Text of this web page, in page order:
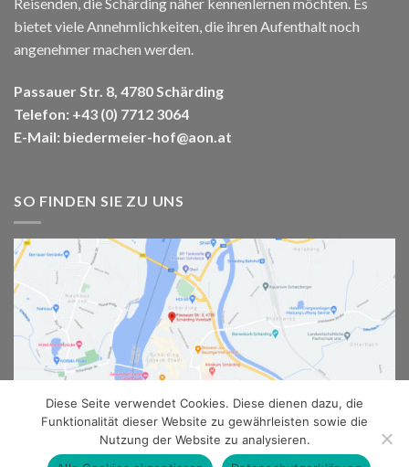
bietet viele Annehmlichkeiten, die ihren Aufenthalt noch
angenehmer machen werden.
Passauer Str. 8, 4780 Schärding
Telefon: +43 (0) 7712 3064
E-Mail: biedermeier-hof@aon.at
SO FINDEN SIE ZU UNS
KONTAKT & ANFAHRT AGB
DATENSCHUTZ
IMPRESSUM
Diese Seite verwendet Cookies. Diese dienen dazu, die
Funktionalität dieser Website zu gewährleisten sowie die
Nutzung der Website zu analysieren.